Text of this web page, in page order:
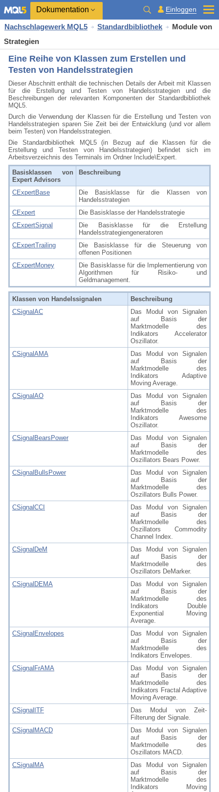
Dokumentation Einloggen
Nachschlagewerk MQL5 Standardbibliothek
Module von
Strategien
Eine Reihe von Klassen zum Erstellen und
Testen von Handelsstrategien
Dieser Abschnitt enthält die technischen Details der Arbeit mit Klassen
für die Erstellung und Testen von Handelsstrategien und die
Beschreibungen der relevanten Komponenten der Standardbibliothek
MQL5.
Durch die Verwendung der Klassen für die Erstellung und Testen von
Handelsstrategien sparen Sie Zeit bei der Entwicklung (und vor allem
beim Testen) von Handelsstrategien.
Die Standardbibliothek MQL5 (in Bezug auf die Klassen für die
Erstellung und Testen von Handelsstrategien) befindet sich im
Arbeitsverzeichnis des Terminals im Ordner Include\Expert.
Basisklassen von
Expert Advisors
Beschreibung
CExpertBase
Die Basisklasse für die Klassen von
Handelsstrategien
CExpert
Die Basisklasse der Handelsstrategie
CExpertSignal
Die Basisklasse für die Erstellung
Handelsstrategiengeneratoren
CExpertTrailing
Die Basisklasse für die Steuerung von
offenen Positionen
CExpertMoney
Die Basisklasse für die Implementierung von
Algorithmen für Risiko- und
Geldmanagement.
Klassen von Handelssignalen
Beschreibung
CSignalAC
Das Modul von Signalen
auf Basis der
Marktmodelle des
Indikators Accelerator
Oszillator.
CSignalAMA
Das Modul von Signalen
auf Basis der
Marktmodelle des
Indikators Adaptive
Moving Average.
CSignalAO
Das Modul von Signalen
auf Basis der
Marktmodelle des
Indikators Awesome
Oszillator.
CSignalBearsPower
Das Modul von Signalen
auf Basis der
Marktmodelle des
Oszillators Bears Power.
CSignalBullsPower
Das Modul von Signalen
auf Basis der
Marktmodelle des
Oszillators Bulls Power.
CSignalCCI
Das Modul von Signalen
auf Basis der
Marktmodelle des
Oszillators Commodity
Channel Index.
CSignalDeM
Das Modul von Signalen
auf Basis der
Marktmodelle des
Oszillators DeMarker.
CSignalDEMA
Das Modul von Signalen
auf Basis der
Marktmodelle des
Indikators Double
Exponential Moving
Average.
CSignalEnvelopes
Das Modul von Signalen
auf Basis der
Marktmodelle des
Indikators Envelopes.
CSignalFrAMA
Das Modul von Signalen
auf Basis der
Marktmodelle des
Indikators Fractal Adaptive
Moving Average.
CSignalITF
Das Modul von Zeit-
Filterung der Signale.
CSignalMACD
Das Modul von Signalen
auf Basis der
Marktmodelle des
Oszillators MACD.
CSignalMA
Das Modul von Signalen
auf Basis der
Marktmodelle des
Indikators Moving